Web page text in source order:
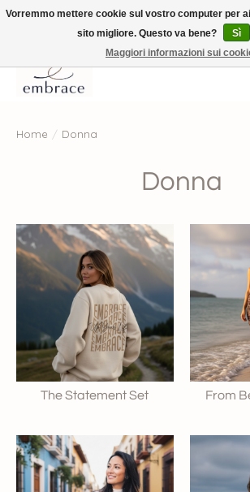
√ Versandkostenfrei ab € 40-, √ Made with Love and
nur hier im Onlineshop √high-quality & long-lasting
Home / Donna
Donna
The Statement Set
From
Vorremmo mettere cookie sul vostro computer per
sito migliore. Questo va bene?
Sì
Maggiori informazioni sui